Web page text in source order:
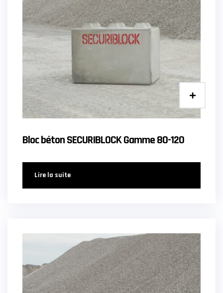
Bloc béton SECURIBLOCK Gamme 80-120
Lire la suite